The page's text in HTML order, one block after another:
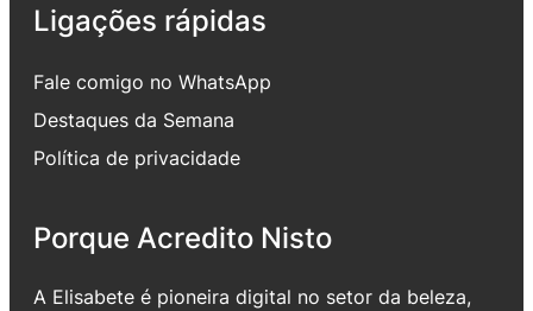
Ligações rápidas
Fale comigo no WhatsApp
Destaques da Semana
Política de privacidade
Porque Acredito Nisto
A Elisabete é pioneira digital no setor da beleza,